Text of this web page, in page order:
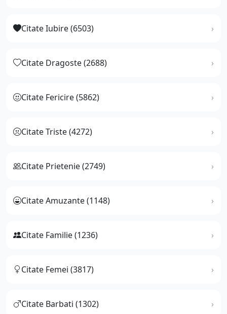
Citate Iubire (6503)
Citate Dragoste (2688)
Citate Fericire (5862)
Citate Triste (4272)
Citate Prietenie (2749)
Citate Amuzante (1148)
Citate Familie (1236)
Citate Femei (3817)
Citate Barbati (1302)